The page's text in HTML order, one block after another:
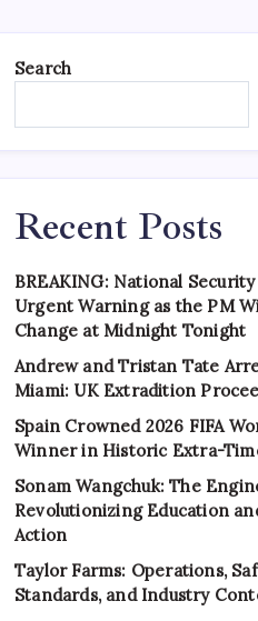
Search
Recent Posts
BREAKING: National
Urgent Warning as the PM
Change at Midnight Tonight
Andrew and Tristan Tate
Miami: UK Extradition
Spain Crowned 2026 FIFA
Winner in Historic Extra-
Sonam Wangchuk: The
Revolutionizing Education
Action
Taylor Farms: Operations,
Standards, and Industry